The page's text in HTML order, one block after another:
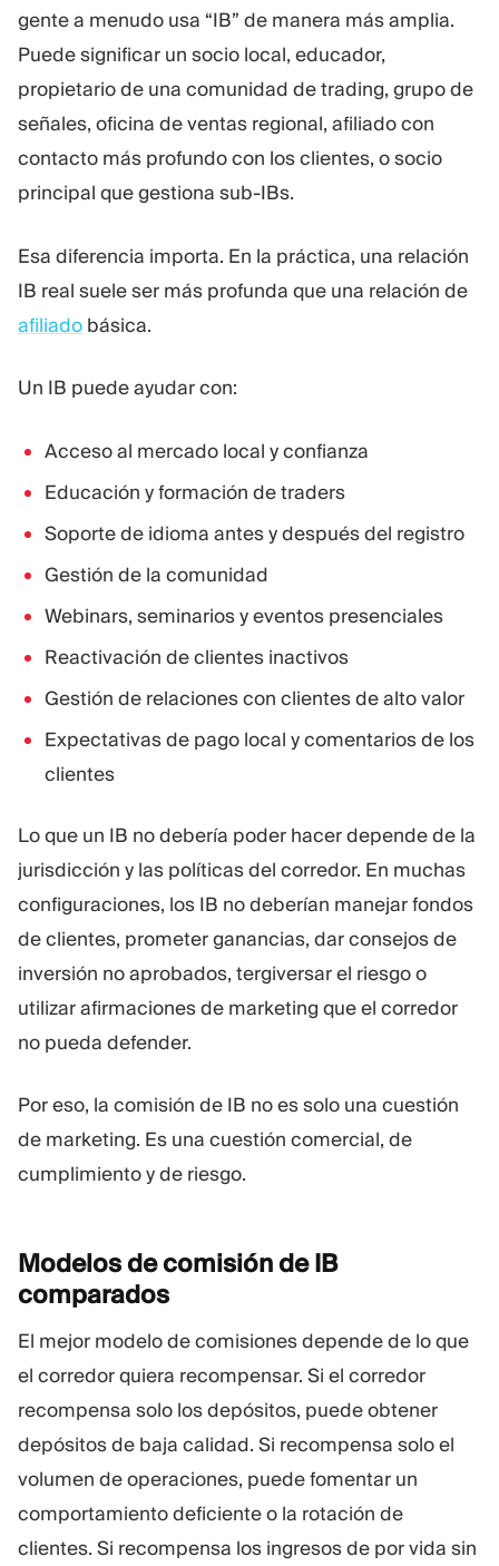
gente a menudo usa “IB” de manera más amplia.
Puede significar un socio local, educador,
propietario de una comunidad de trading, grupo de
señales, oficina de ventas regional, afiliado con
contacto más profundo con los clientes, o socio
principal que gestiona sub-IBs.
Esa diferencia importa. En la práctica, una relación
IB real suele ser más profunda que una relación de
afiliado básica.
Un IB puede ayudar con:
Acceso al mercado local y confianza
Educación y formación de traders
Soporte de idioma antes y después del registro
Gestión de la comunidad
Webinars, seminarios y eventos presenciales
Reactivación de clientes inactivos
Gestión de relaciones con clientes de alto valor
Expectativas de pago local y comentarios de los
clientes
Lo que un IB no debería poder hacer depende de la
jurisdicción y las políticas del corredor. En muchas
configuraciones, los IB no deberían manejar fondos
de clientes, prometer ganancias, dar consejos de
inversión no aprobados, tergiversar el riesgo o
utilizar afirmaciones de marketing que el corredor
no pueda defender.
Por eso, la comisión de IB no es solo una cuestión
de marketing. Es una cuestión comercial, de
cumplimiento y de riesgo.
Modelos de comisión de IB
comparados
El mejor modelo de comisiones depende de lo que
el corredor quiera recompensar. Si el corredor
recompensa solo los depósitos, puede obtener
depósitos de baja calidad. Si recompensa solo el
volumen de operaciones, puede fomentar un
comportamiento deficiente o la rotación de
clientes. Si recompensa los ingresos de por vida sin